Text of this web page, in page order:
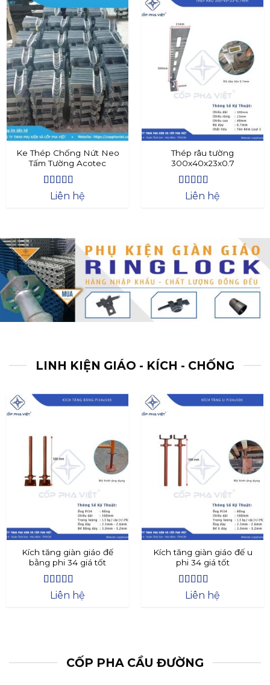
Ke Thép Chống Nứt Neo
Tấm Tường Acotec
Được xếp
Liên hệ
Thép râu tường
300x40x23x0.7
Được xếp
Liên hệ
LINH KIỆN GIÁO - KÍCH - CHỐNG
Kích tăng giàn giáo đế
bằng phi 34 giá tốt
Được xếp
5
Liên hệ
Kích tăng giàn giáo đế u
phi 34 giá tốt
Được xếp
5
Liên hệ
CỐP PHA CẦU ĐƯỜNG